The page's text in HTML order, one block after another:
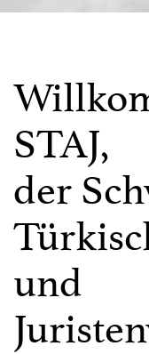
STAJ,
der
und